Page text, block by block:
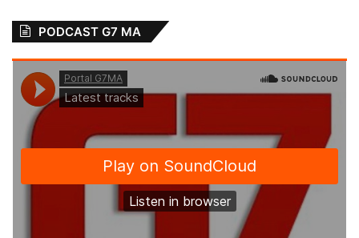
passarão a ser utilizadas de forma
generalizada ainda este mês, obedecendo
as orientações da Organização Mundial da
Saúde (OMS), que exige o uso de máscara,
mesmo que seja de tecido. Segundo os
especialistas, o uso de máscaras é uma das
estratégias de combate ao Covid-19,
evitando a proliferação da doença.
PODCAST G7 MA